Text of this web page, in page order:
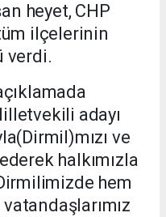
heyet, CHP
ilçelerinin
verdi.
adayı
ve
halkımızla
hem